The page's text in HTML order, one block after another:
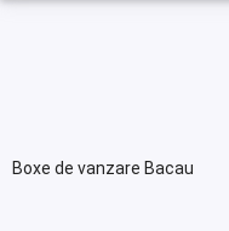
Boxe de vanzare Bacau